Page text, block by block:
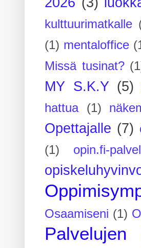
kulttuurimatkalle
(1) mentaloffice
Missä tusinat?
MY S.K.Y (5)
hattua (1)
Opettajalle (7)
(1)
opin.fi-
Osaamiseni (1)
Palvelujen